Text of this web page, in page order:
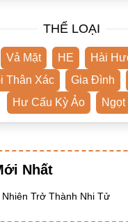
Đoạt
THỂ LOẠI
Vả Mặt HE Hài
Thân Xác
Gia Đình
Hư Cấu Kỳ Ảo
Ngọt
Nhất
Trở Thành Nhi Tử